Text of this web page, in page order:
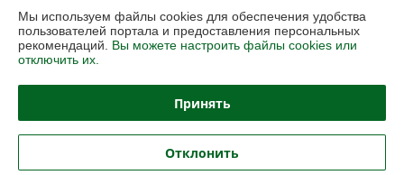
Контакты
Доставка и оплата
График работы
Полная версия сайта
Мы используем файлы cookies для обеспечения удобства
пользователей портала и предоставления персональных
рекомендаций. Вы можете настроить файлы cookies или
отключить их.
Принять
Отклонить